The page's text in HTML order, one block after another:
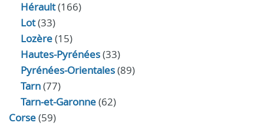
Hérault(166)
Lot(33)
Lozère(15)
Hautes-Pyrénées(33)
Pyrénées-Orientales(89)
Tarn(77)
Tarn-et-Garonne(62)
Corse(59)